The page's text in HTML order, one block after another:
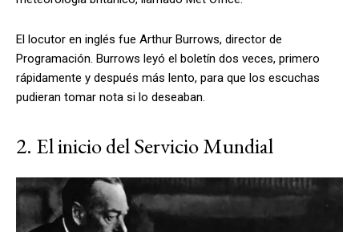
El locutor en inglés fue Arthur Burrows, director de
Programación. Burrows leyó el boletín dos veces, primero
rápidamente y después más lento, para que los escuchas
pudieran tomar nota si lo deseaban.
2. El inicio del Servicio Mundial